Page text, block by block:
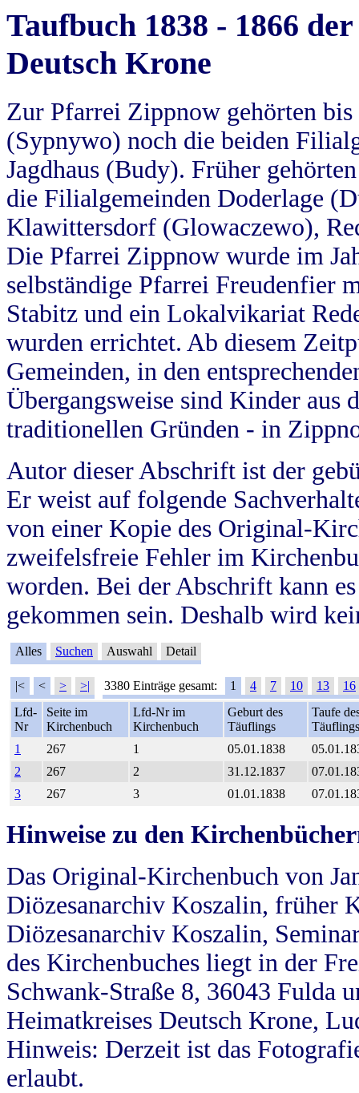
Taufbuch 1838 - 1866
Deutsch Krone
Zur Pfarrei Zippnow gehörten
(Sypnywo) noch die beiden
Jagdhaus (Budy). Früher
die Filialgemeinden Doderlage
Klawittersdorf (Glowaczewo),
Die Pfarrei Zippnow wurde im
selbständige Pfarrei Freudenfier
Stabitz und ein Lokalvikariat
wurden errichtet. Ab diesem
Gemeinden, in den
Übergangsweise sind Kinder aus
traditionellen Gründen - in
Autor dieser Abschrift ist der
Er weist auf folgende
von einer Kopie des Original-
zweifelsfreie Fehler im
worden. Bei der Abschrift kann
gekommen sein. Deshalb wird
Alles Suchen Auswahl Detail
|< < > >| 3380 Einträge gesamt: 1 4 7 10 13
16
Lfd-
Nr
Seite im
Kirchenbuch
Lfd-Nr im
Kirchenbuch
Geburt des
Täuflings
Taufe
Täuflings
1
267 1 05.01.1838
2
267 2 31.12.1837
3
267 3 01.01.1838
Hinweise zu den
Das Original-Kirchenbuch von
Diözesanarchiv Koszalin, früher
Diözesanarchiv Koszalin,
des Kirchenbuches liegt in der
Schwank-Straße 8, 36043 Fulda
Heimatkreises Deutsch Krone,
Hinweis: Derzeit ist das
erlaubt.